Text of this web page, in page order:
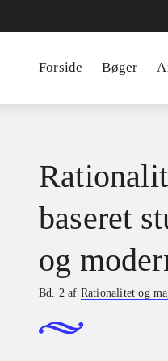
Forside Bøger
baseret
og
Bd. 2 af Rationalitet og